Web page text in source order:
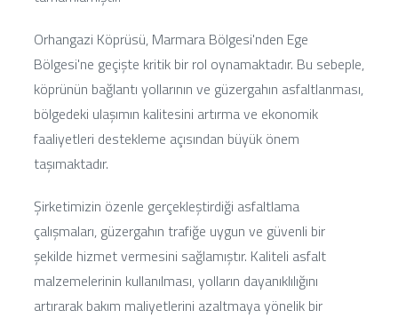
Orhangazi Köprüsü, Marmara Bölgesi'nden Ege
Bölgesi'ne geçişte kritik bir rol oynamaktadır. Bu sebeple,
köprünün bağlantı yollarının ve güzergahın asfaltlanması,
bölgedeki ulaşımın kalitesini artırma ve ekonomik
faaliyetleri destekleme açısından büyük önem
taşımaktadır.
Şirketimizin özenle gerçekleştirdiği asfaltlama
çalışmaları, güzergahın trafiğe uygun ve güvenli bir
şekilde hizmet vermesini sağlamıştır. Kaliteli asfalt
malzemelerinin kullanılması, yolların dayanıklılığını
artırarak bakım maliyetlerini azaltmaya yönelik bir